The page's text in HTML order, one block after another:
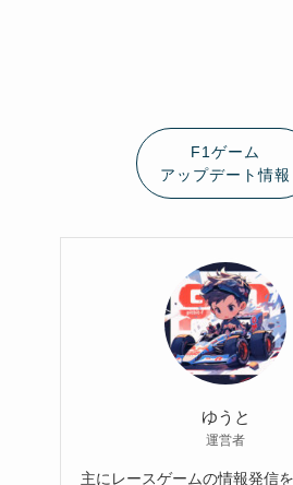
F1ゲーム
アップデート情報
ゆうと
運営者
主にレースゲームの情報発信